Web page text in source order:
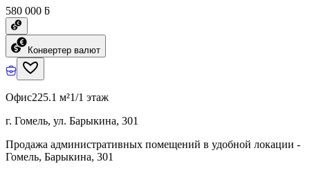
580 000 ƃ
Конвертер валют
Офис225.1 м²1/1 этаж
г. Гомель, ул. Барыкина, 301
Продажа административных помещений в удобной локации -
Гомель, Барыкина, 301